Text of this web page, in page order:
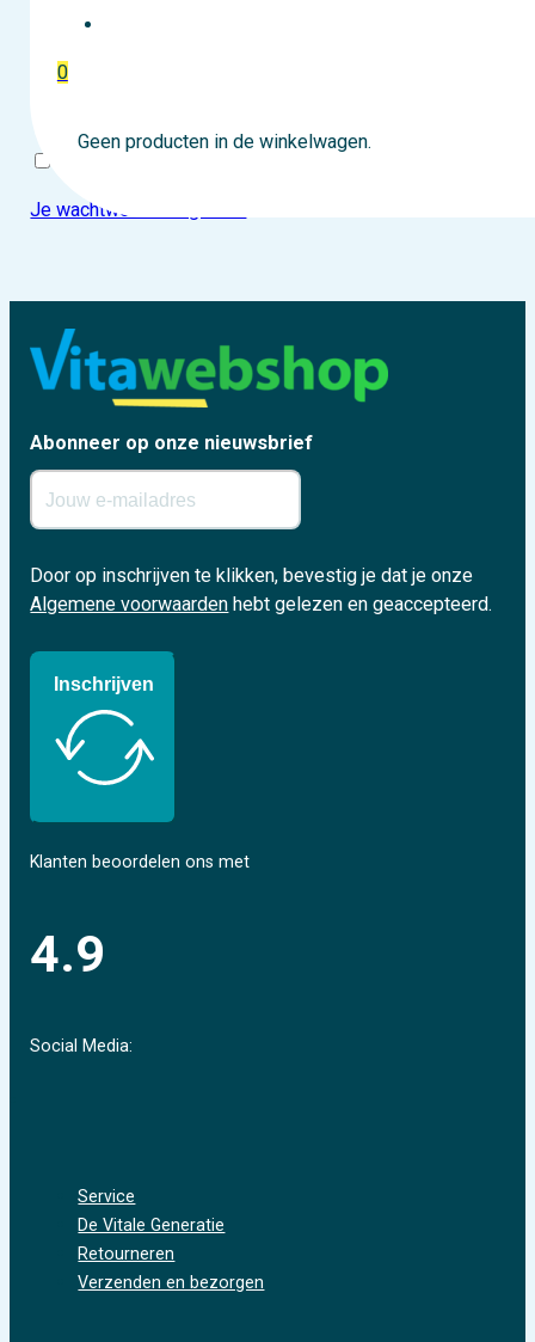
0
Geen producten in de winkelwagen.
Je wachtwoord vergeten?
Abonneer op onze nieuwsbrief
Door op inschrijven te klikken, bevestig je dat je onze
Algemene voorwaarden hebt gelezen en geaccepteerd.
Inschrijven
Klanten beoordelen ons met
4.9
Social Media:
Service
De Vitale Generatie
Retourneren
Verzenden en bezorgen